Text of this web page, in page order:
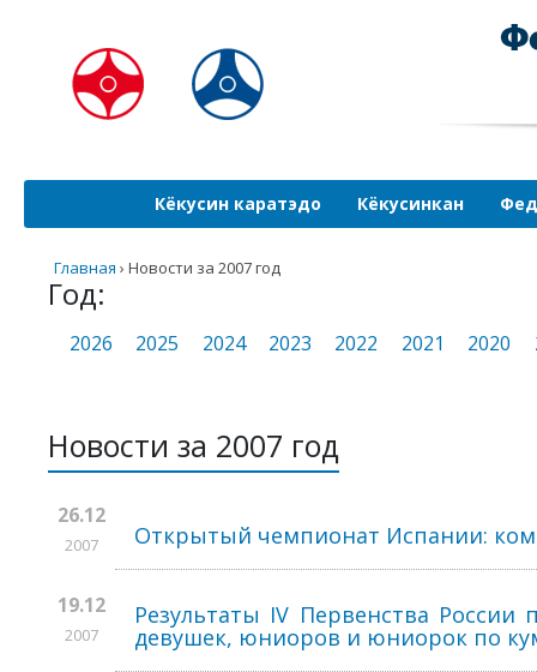
Кёкусин каратэдо Кёкусинкан
Главная › Новости за 2007 год
Год:
2026 2025 2024 2023 2022 2021 2020
Новости за 2007 год
26.12
2007 Открытый чемпионат Испании:
19.12
2007
Результаты IV Первенства
девушек, юниоров и юниорок по